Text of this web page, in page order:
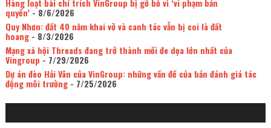
Hàng loạt bài chỉ trích VinGroup bị gỡ bỏ vì ‘vi phạm bản
quyền’- 8/6/2026
Quy Nhơn: đất 40 năm khai vỡ và canh tác vẫn bị coi là đất
hoang- 8/3/2026
Mạng xã hội Threads đang trở thành mối đe dọa lớn nhất của
Vingroup - 7/29/2026
Dự án đèo Hải Vân của VinGroup: những vấn đề của bản đánh giá tác
động môi trường- 7/25/2026